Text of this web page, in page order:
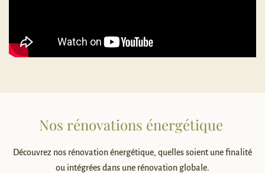
Nos rénovations énergétique
Découvrez nos rénovation énergétique, quelles soient une finalité
ou intégrées dans une rénovation globale.